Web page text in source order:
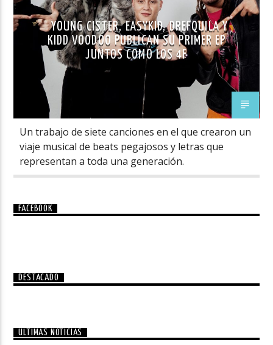
YOUNG CISTER, EASYKID, DREFQUILA Y
KIDD VOODOO PUBLICAN SU PRIMER EP
JUNTOS COMO LOS 4F
Un trabajo de siete canciones en el que crearon un
viaje musical de beats pegajosos y letras que
representan a toda una generación.
FACEBOOK
DESTACADO
ÚLTIMAS NOTICIAS